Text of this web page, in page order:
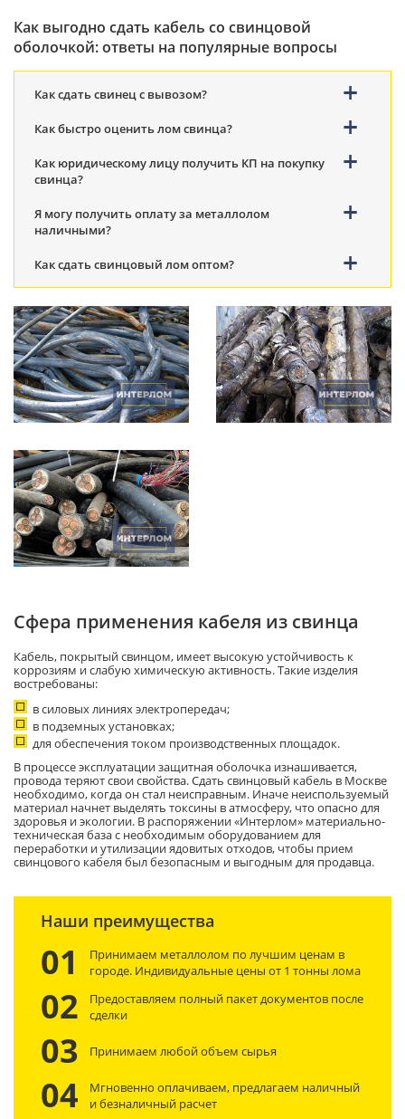
Как выгодно сдать кабель со свинцовой
оболочкой: ответы на популярные вопросы
Как сдать свинец с вывозом?
Как быстро оценить лом свинца?
Как юридическому лицу получить КП на покупку
свинца?
Я могу получить оплату за металлолом
наличными?
Как сдать свинцовый лом оптом?
Сфера применения кабеля из свинца
Кабель, покрытый свинцом, имеет высокую устойчивость к
коррозиям и слабую химическую активность. Такие изделия
востребованы:
в силовых линиях электропередач;
в подземных установках;
для обеспечения током производственных площадок.
В процессе эксплуатации защитная оболочка изнашивается,
провода теряют свои свойства. Сдать свинцовый кабель в Москве
необходимо, когда он стал неисправным. Иначе неиспользуемый
материал начнет выделять токсины в атмосферу, что опасно для
здоровья и экологии. В распоряжении «Интерлом» материально-
техническая база с необходимым оборудованием для
переработки и утилизации ядовитых отходов, чтобы прием
свинцового кабеля был безопасным и выгодным для продавца.
Наши преимущества
01
Принимаем металлолом по лучшим ценам в
городе. Индивидуальные цены от 1 тонны лома
02
Предоставляем полный пакет документов после
сделки
03 Принимаем любой объем сырья
04
Мгновенно оплачиваем, предлагаем наличный
и безналичный расчет